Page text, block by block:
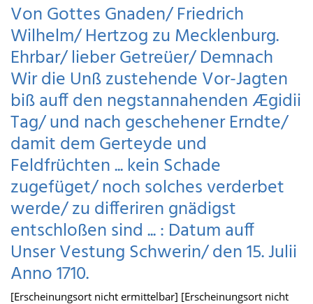
Von Gottes Gnaden/ Friedrich
Wilhelm/ Hertzog zu Mecklenburg.
Ehrbar/ lieber Getreüer/ Demnach
Wir die Unß zustehende Vor-Jagten
biß auff den negstannahenden Ægidii
Tag/ und nach geschehener Erndte/
damit dem Gerteyde und
Feldfrüchten ... kein Schade
zugefüget/ noch solches verderbet
werde/ zu differiren gnädigst
entschloßen sind ... : Datum auff
Unser Vestung Schwerin/ den 15. Julii
Anno 1710.
[Erscheinungsort nicht ermittelbar] [Erscheinungsort nicht